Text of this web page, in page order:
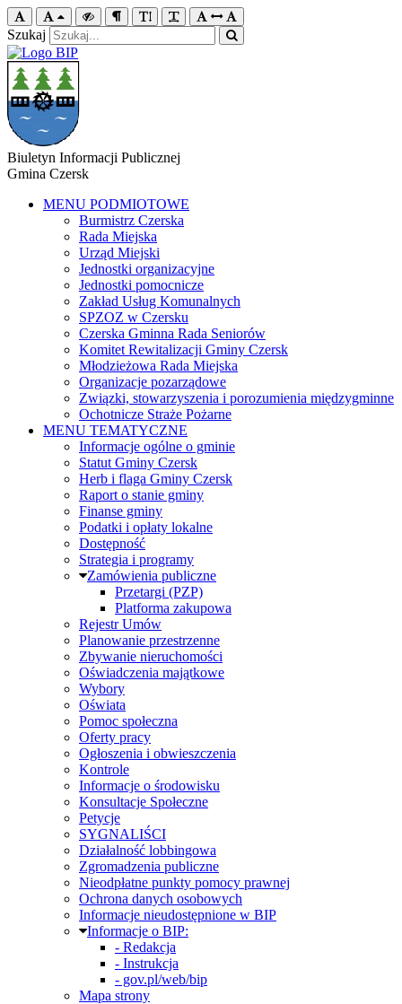
Szukaj
Biuletyn Informacji Publicznej
Gmina Czersk
MENU PODMIOTOWE
Burmistrz Czerska
Rada Miejska
Urząd Miejski
Jednostki organizacyjne
Jednostki pomocnicze
Zakład Usług Komunalnych
SPZOZ w Czersku
Czerska Gminna Rada Seniorów
Komitet Rewitalizacji Gminy Czersk
Młodzieżowa Rada Miejska
Organizacje pozarządowe
Związki, stowarzyszenia i porozumienia międzygminne
Ochotnicze Straże Pożarne
MENU TEMATYCZNE
Informacje ogólne o gminie
Statut Gminy Czersk
Herb i flaga Gminy Czersk
Raport o stanie gminy
Finanse gminy
Podatki i opłaty lokalne
Dostępność
Strategia i programy
Zamówienia publiczne
Przetargi (PZP)
Platforma zakupowa
Rejestr Umów
Planowanie przestrzenne
Zbywanie nieruchomości
Oświadczenia majątkowe
Wybory
Oświata
Pomoc społeczna
Oferty pracy
Ogłoszenia i obwieszczenia
Kontrole
Informacje o środowisku
Konsultacje Społeczne
Petycje
SYGNALIŚCI
Działalność lobbingowa
Zgromadzenia publiczne
Nieodpłatne punkty pomocy prawnej
Ochrona danych osobowych
Informacje nieudostępnione w BIP
Informacje o BIP:
- Redakcja
- Instrukcja
- gov.pl/web/bip
Mapa strony